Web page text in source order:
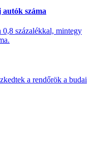
száma
0,8 százalékkal, mintegy
a rendőrök a budai